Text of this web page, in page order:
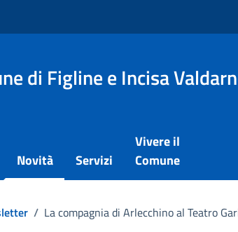
di Figline e Incisa
Novità Servizi
Vivere il
Comune
/ La compagnia di Arlecchino al Teatro